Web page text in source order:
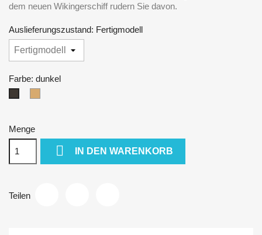
dem neuen Wikingerschiff rudern Sie davon.
Auslieferungszustand: Fertigmodell
Farbe: dunkel
Menge
 IN DEN WARENKORB
Teilen